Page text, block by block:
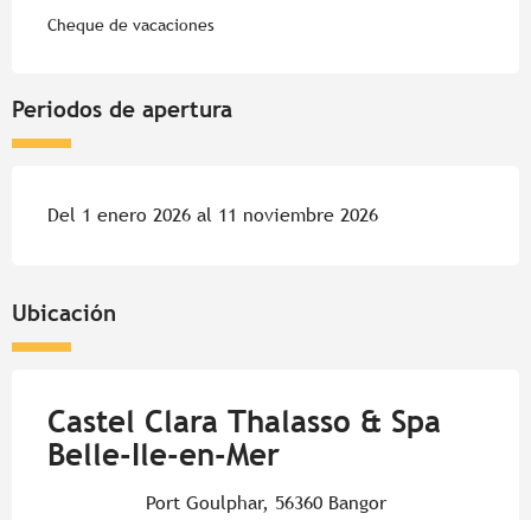
Cheque de vacaciones
Periodos de apertura
Del 1 enero 2026 al 11 noviembre 2026
Ubicación
Castel Clara Thalasso & Spa
Belle-Ile-en-Mer
Port Goulphar, 56360 Bangor